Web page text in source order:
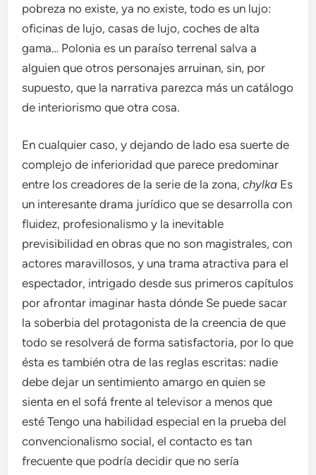
pobreza no existe, ya no existe, todo es un lujo:
oficinas de lujo, casas de lujo, coches de alta
gama… Polonia es un paraíso terrenal salva a
alguien que otros personajes arruinan, sin, por
supuesto, que la narrativa parezca más un catálogo
de interiorismo que otra cosa.
En cualquier caso, y dejando de lado esa suerte de
complejo de inferioridad que parece predominar
entre los creadores de la serie de la zona,chylka Es
un interesante drama jurídico que se desarrolla con
fluidez, profesionalismo y la inevitable
previsibilidad en obras que no son magistrales, con
actores maravillosos, y una trama atractiva para el
espectador, intrigado desde sus primeros capítulos
por afrontar imaginar hasta dónde Se puede sacar
la soberbia del protagonista de la creencia de que
todo se resolverá de forma satisfactoria, por lo que
ésta es también otra de las reglas escritas: nadie
debe dejar un sentimiento amargo en quien se
sienta en el sofá frente al televisor a menos que
esté Tengo una habilidad especial en la prueba del
convencionalismo social, el contacto es tan
frecuente que podría decidir que no sería